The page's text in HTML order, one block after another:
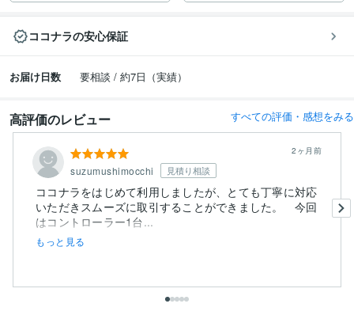
ココナラの安心保証
お届け日数 要相談 / 約7日（実績）
高評価のレビュー すべての評価・感想をみる
suzumushimocchi 見積り相談
2ヶ月前
ココナラをはじめて利用しましたが、とても丁寧に対応
いただきスムーズに取引することができました。 今回
はコントローラー1台...
もっと見る